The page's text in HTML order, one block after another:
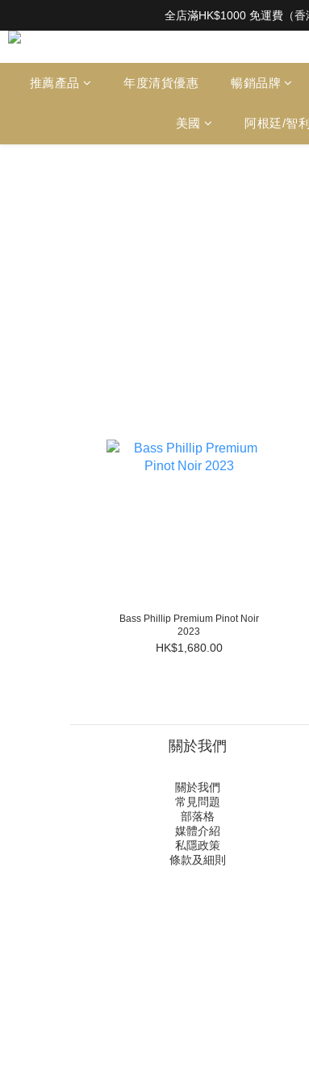
根據香港法律，不得在業務過程中，向未成年
全店滿HK$1000 免運費（
根據香港法律，不得在業務過程中，向未成年
推薦產品 年度清貨優惠 暢銷品牌
美國 阿根廷/智利
Bass Phillip Premium Pinot Noir
2023
HK$1,680.00
關於我們
關於我們
常見問題
部落格
媒體介紹
私隱政策
條款及細則